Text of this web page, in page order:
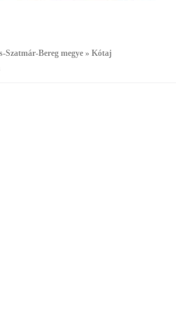
Szatmár-Bereg megye » Kótaj